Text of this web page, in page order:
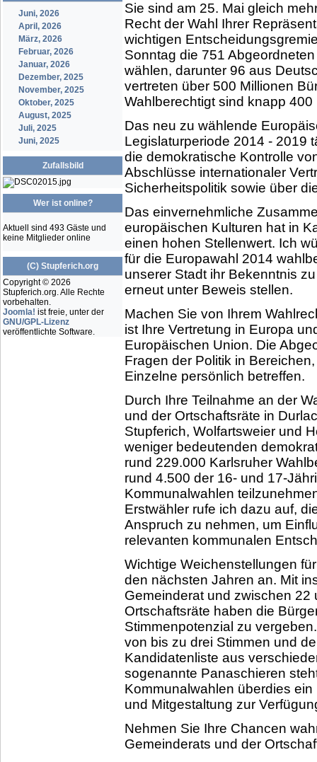
Juni, 2026
April, 2026
März, 2026
Februar, 2026
Januar, 2026
Dezember, 2025
November, 2025
Oktober, 2025
August, 2025
Juli, 2025
Juni, 2025
Zufallsbild
Wer ist online?
Aktuell sind 493 Gäste und
keine Mitglieder online
(C) Stupferich.org
Copyright © 2026
Stupferich.org. Alle Rechte
vorbehalten.
Joomla! ist freie, unter der
GNU/GPL-Lizenz
veröffentlichte Software.
Sie sind am 25. Mai gleich
Recht der Wahl Ihrer
wichtigen
Sonntag die 751
wählen, darunter 96 aus
vertreten über 500 Millionen
Wahlberechtigt sind knapp
Das neu zu wählende
Legislaturperiode 2014 - 2019
die demokratische Kontrolle
Abschlüsse internationaler
Sicherheitspolitik sowie über
Das einvernehmliche
europäischen Kulturen hat in
einen hohen Stellenwert. Ich
für die Europawahl 2014
unserer Stadt ihr Bekenntnis
erneut unter Beweis stellen.
Machen Sie von Ihrem
ist Ihre Vertretung in Europa
Europäischen Union. Die
Fragen der Politik in
Einzelne persönlich betreffen.
Durch Ihre Teilnahme an der
und der Ortschaftsräte in
Stupferich, Wolfartsweier und
weniger bedeutenden
rund 229.000 Karlsruher
rund 4.500 der 16- und 17-
Kommunalwahlen
Erstwähler rufe ich dazu auf,
Anspruch zu nehmen, um
relevanten kommunalen
Wichtige Weichenstellungen
den nächsten Jahren an. Mit
Gemeinderat und zwischen
Ortschaftsräte haben die
Stimmenpotenzial zu
von bis zu drei Stimmen und
Kandidatenliste aus
sogenannte Panaschieren
Kommunalwahlen überdies
und Mitgestaltung zur
Nehmen Sie Ihre Chancen
Gemeinderats und der